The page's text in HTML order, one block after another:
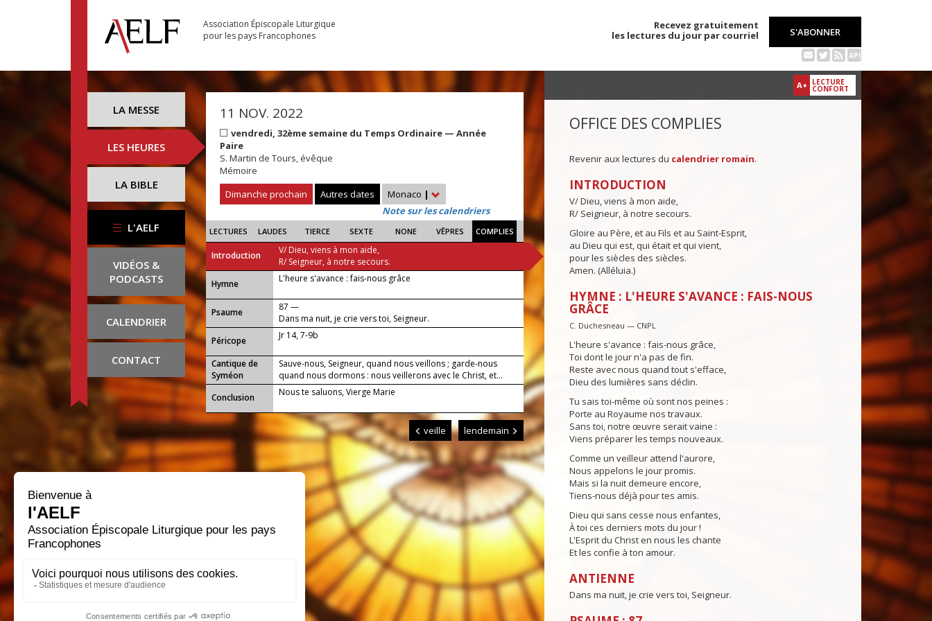
Association Épiscopale Liturgique
pour les pays Francophones
Recevez gratuitement
les lectures du jour par courriel
S'ABONNER
API
LA MESSE
LES HEURES
LA BIBLE
L'AELF
VIDÉOS &
PODCASTS
CALENDRIER
CONTACT
11 NOV. 2022
vendredi, 32ème semaine du Temps Ordinaire — Année
Paire
S. Martin de Tours, évêque
Mémoire
Dimanche prochain
Autres dates Monaco |
Note sur les calendriers
LECTURES LAUDES TIERCE SEXTE NONE VÊPRES COMPLIES
Introduction
V/ Dieu, viens à mon aide,
R/ Seigneur, à notre secours.
...
Hymne L'heure s'avance : fais-nous grâce
Psaume
87 —
Dans ma nuit, je crie vers toi, Seigneur.
Péricope
Jr 14, 7-9b
Cantique de
Syméon
Sauve-nous, Seigneur, quand nous veillons ; garde-nous
quand nous dormons : nous veillerons avec le Christ, et...
Conclusion
Nous te saluons, Vierge Marie
veille lendemain
A+ LECTURE
CONFORT
OFFICE DES COMPLIES
Revenir aux lectures du calendrier romain.
INTRODUCTION
V/ Dieu, viens à mon aide,
R/ Seigneur, à notre secours.
Gloire au Père, et au Fils et au Saint-Esprit,
au Dieu qui est, qui était et qui vient,
pour les siècles des siècles.
Amen. (Alléluia.)
HYMNE : L'HEURE S'AVANCE : FAIS-NOUS
GRÂCE
C. Duchesneau — CNPL
L'heure s'avance : fais-nous grâce,
Toi dont le jour n'a pas de fin.
Reste avec nous quand tout s'efface,
Dieu des lumières sans déclin.
Tu sais toi-même où sont nos peines :
Porte au Royaume nos travaux.
Sans toi, notre œuvre serait vaine :
Viens préparer les temps nouveaux.
Comme un veilleur attend l'aurore,
Nous appelons le jour promis.
Mais si la nuit demeure encore,
Tiens-nous déjà pour tes amis.
Dieu qui sans cesse nous enfantes,
À toi ces derniers mots du jour !
L'Esprit du Christ en nous les chante
Et les confie à ton amour.
ANTIENNE
Dans ma nuit, je crie vers toi, Seigneur.